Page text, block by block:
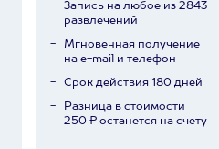
Запись на любое из 2843
развлечений
Мгновенная получение
на e-mail и телефон
Срок действия 180 дней
Разница в стоимости
250 ₽ останется на счету